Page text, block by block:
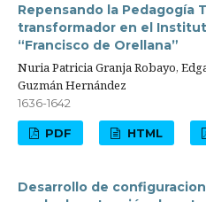
Repensando la Pedagogía
transformador en el
“Francisco de Orellana”
Nuria Patricia Granja Robayo,
Guzmán Hernández
1636-1642
PDF HTML
Desarrollo de